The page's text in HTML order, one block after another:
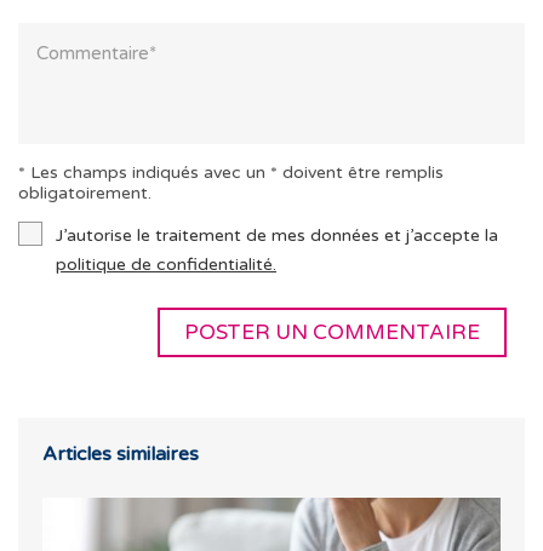
* Les champs indiqués avec un * doivent être remplis
obligatoirement.
J’autorise le traitement de mes données et j’accepte la
politique de confidentialité.
Articles similaires